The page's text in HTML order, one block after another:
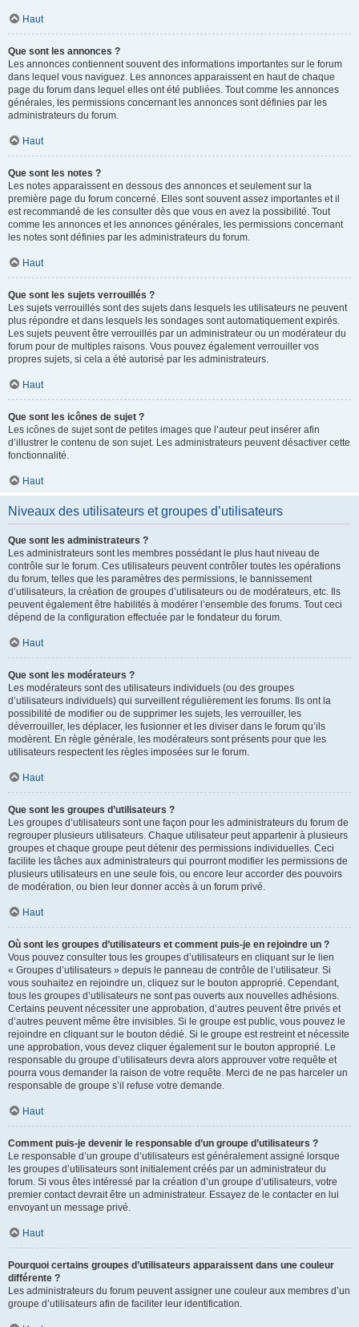
Haut
Que sont les annonces ?
Les annonces contiennent souvent des informations importantes sur le forum
dans lequel vous naviguez. Les annonces apparaissent en haut de chaque
page du forum dans lequel elles ont été publiées. Tout comme les annonces
générales, les permissions concernant les annonces sont définies par les
administrateurs du forum.
Haut
Que sont les notes ?
Les notes apparaissent en dessous des annonces et seulement sur la
première page du forum concerné. Elles sont souvent assez importantes et il
est recommandé de les consulter dès que vous en avez la possibilité. Tout
comme les annonces et les annonces générales, les permissions concernant
les notes sont définies par les administrateurs du forum.
Haut
Que sont les sujets verrouillés ?
Les sujets verrouillés sont des sujets dans lesquels les utilisateurs ne peuvent
plus répondre et dans lesquels les sondages sont automatiquement expirés.
Les sujets peuvent être verrouillés par un administrateur ou un modérateur du
forum pour de multiples raisons. Vous pouvez également verrouiller vos
propres sujets, si cela a été autorisé par les administrateurs.
Haut
Que sont les icônes de sujet ?
Les icônes de sujet sont de petites images que l’auteur peut insérer afin
d’illustrer le contenu de son sujet. Les administrateurs peuvent désactiver cette
fonctionnalité.
Haut
Niveaux des utilisateurs et groupes d’utilisateurs
Que sont les administrateurs ?
Les administrateurs sont les membres possédant le plus haut niveau de
contrôle sur le forum. Ces utilisateurs peuvent contrôler toutes les opérations
du forum, telles que les paramètres des permissions, le bannissement
d’utilisateurs, la création de groupes d’utilisateurs ou de modérateurs, etc. Ils
peuvent également être habilités à modérer l’ensemble des forums. Tout ceci
dépend de la configuration effectuée par le fondateur du forum.
Haut
Que sont les modérateurs ?
Les modérateurs sont des utilisateurs individuels (ou des groupes
d’utilisateurs individuels) qui surveillent régulièrement les forums. Ils ont la
possibilité de modifier ou de supprimer les sujets, les verrouiller, les
déverrouiller, les déplacer, les fusionner et les diviser dans le forum qu’ils
modèrent. En règle générale, les modérateurs sont présents pour que les
utilisateurs respectent les règles imposées sur le forum.
Haut
Que sont les groupes d’utilisateurs ?
Les groupes d’utilisateurs sont une façon pour les administrateurs du forum de
regrouper plusieurs utilisateurs. Chaque utilisateur peut appartenir à plusieurs
groupes et chaque groupe peut détenir des permissions individuelles. Ceci
facilite les tâches aux administrateurs qui pourront modifier les permissions de
plusieurs utilisateurs en une seule fois, ou encore leur accorder des pouvoirs
de modération, ou bien leur donner accès à un forum privé.
Haut
Où sont les groupes d’utilisateurs et comment puis-je en rejoindre un ?
Vous pouvez consulter tous les groupes d’utilisateurs en cliquant sur le lien
« Groupes d’utilisateurs » depuis le panneau de contrôle de l’utilisateur. Si
vous souhaitez en rejoindre un, cliquez sur le bouton approprié. Cependant,
tous les groupes d’utilisateurs ne sont pas ouverts aux nouvelles adhésions.
Certains peuvent nécessiter une approbation, d’autres peuvent être privés et
d’autres peuvent même être invisibles. Si le groupe est public, vous pouvez le
rejoindre en cliquant sur le bouton dédié. Si le groupe est restreint et nécessite
une approbation, vous devez cliquer également sur le bouton approprié. Le
responsable du groupe d’utilisateurs devra alors approuver votre requête et
pourra vous demander la raison de votre requête. Merci de ne pas harceler un
responsable de groupe s’il refuse votre demande.
Haut
Comment puis-je devenir le responsable d’un groupe d’utilisateurs ?
Le responsable d’un groupe d’utilisateurs est généralement assigné lorsque
les groupes d’utilisateurs sont initialement créés par un administrateur du
forum. Si vous êtes intéressé par la création d’un groupe d’utilisateurs, votre
premier contact devrait être un administrateur. Essayez de le contacter en lui
envoyant un message privé.
Haut
Pourquoi certains groupes d’utilisateurs apparaissent dans une couleur
différente ?
Les administrateurs du forum peuvent assigner une couleur aux membres d’un
groupe d’utilisateurs afin de faciliter leur identification.